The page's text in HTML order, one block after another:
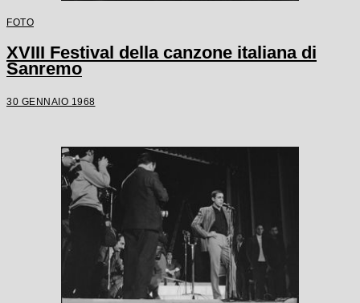
FOTO
XVIII Festival della canzone italiana di
Sanremo
30 GENNAIO 1968